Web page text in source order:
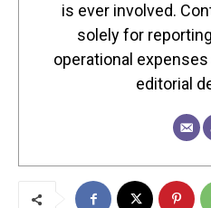
is ever involved.
solely for
operational
editorial